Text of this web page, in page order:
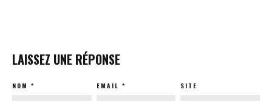
LAISSEZ UNE RÉPONSE
NOM * EMAIL * SITE